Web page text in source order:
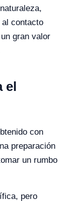
al contacto
gran valor
el
con
preparación
un rumbo
pero